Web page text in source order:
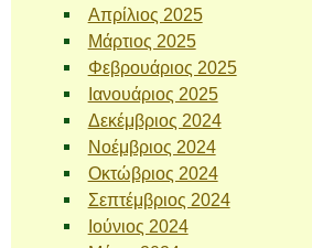
Απρίλιος 2025
Μάρτιος 2025
Φεβρουάριος 2025
Ιανουάριος 2025
Δεκέμβριος 2024
Νοέμβριος 2024
Οκτώβριος 2024
Σεπτέμβριος 2024
Ιούνιος 2024